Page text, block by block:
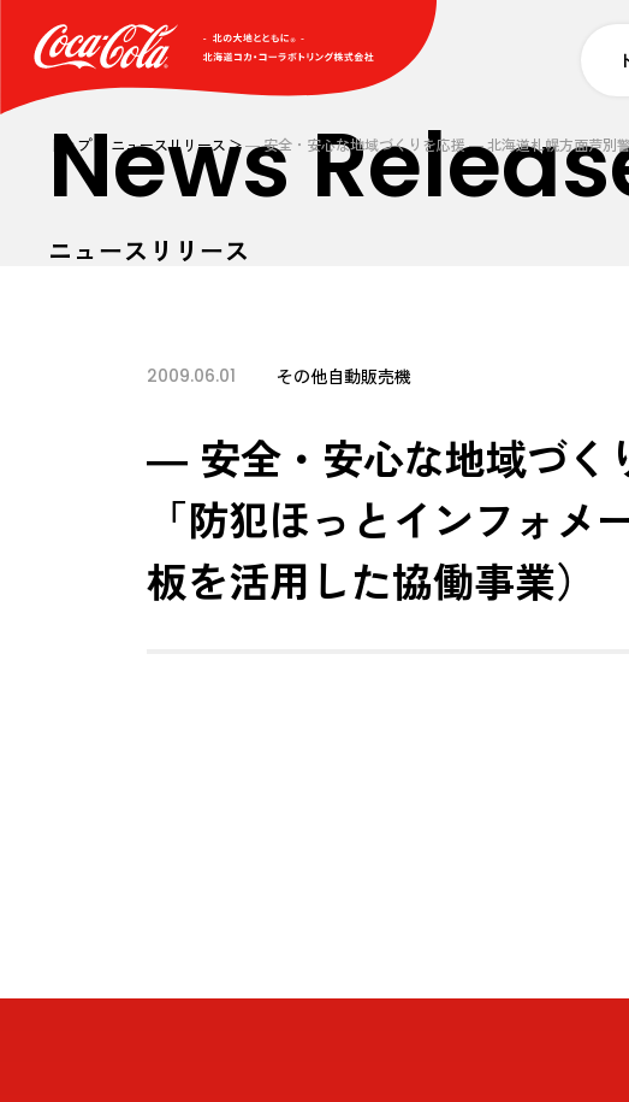
トップ ニュースリリース ― 安全・安心な地域づくりを応援 ― 北海道札幌方面芦別
News
ニュースリリース
2009.06.01 その他自動販売機
― 安全・安心な地域づく
「防犯ほっとインフォ
板を活用した協働事業）